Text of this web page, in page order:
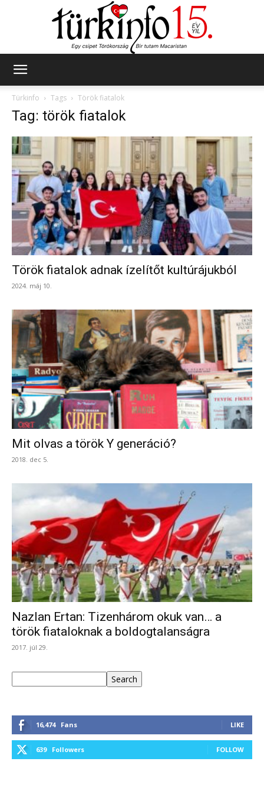
Türkinfo
Tags Török fiatalok
Tag: török fiatalok
Török fiatalok adnak ízelítőt kultúrájukból
2024. máj 10.
Mit olvas a török Y generáció?
2018. dec 5.
Nazlan Ertan: Tizenhárom okuk van… a
török fiataloknak a boldogtalanságra
2017. júl 29.
Search
16,474 Fans LIKE
639 Followers FOLLOW